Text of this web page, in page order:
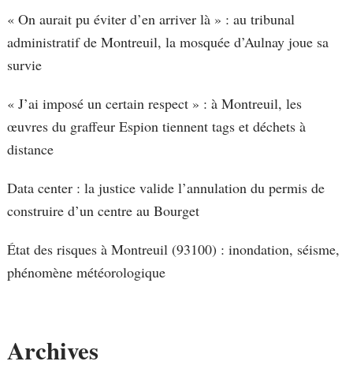
« On aurait pu éviter d’en arriver là » : au tribunal
administratif de Montreuil, la mosquée d’Aulnay joue sa
survie
« J’ai imposé un certain respect » : à Montreuil, les
œuvres du graffeur Espion tiennent tags et déchets à
distance
Data center : la justice valide l’annulation du permis de
construire d’un centre au Bourget
État des risques à Montreuil (93100) : inondation, séisme,
phénomène météorologique
Archives